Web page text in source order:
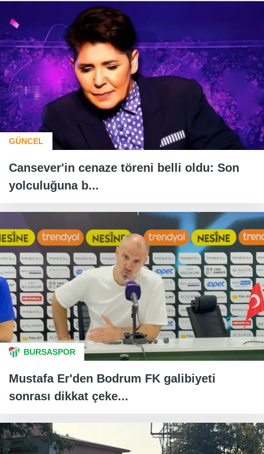
GÜNCEL
Cansever'in cenaze töreni belli oldu: Son
yolculuğuna b...
BURSASPOR
Mustafa Er'den Bodrum FK galibiyeti
sonrası dikkat çeke...